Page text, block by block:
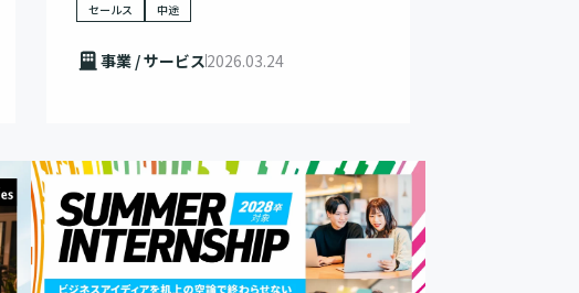
セールス 中途
事業 / サービス2026.03.24